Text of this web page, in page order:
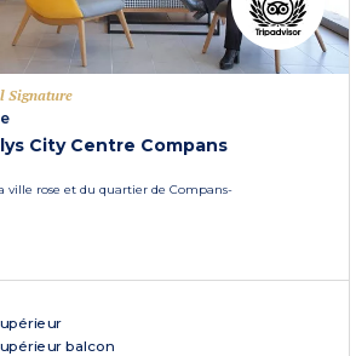
Signature
City Centre Compans
rose et du quartier de Compans-
balcon